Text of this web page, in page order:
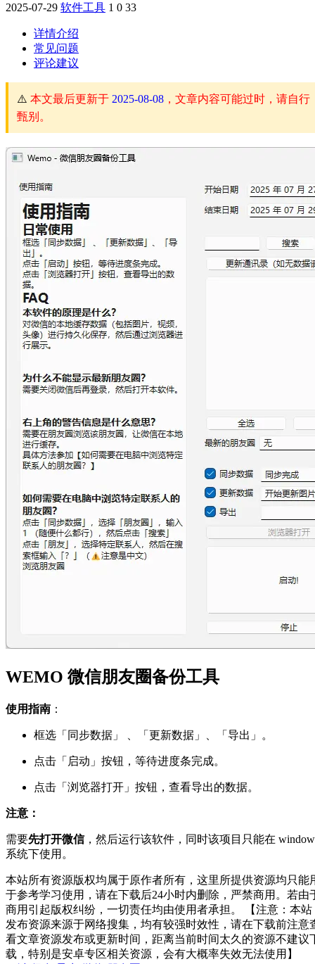
2025-07-29 软件工具 1 0 33
详情介绍
常见问题
评论建议
⚠️ 本文最后更新于 2025-08-08 ，文章内容可能过时，请自行
甄别。
WEMO 微信朋友圈备份工具
使用指南 ：
框选「同步数据」 、「更新数据」、「导出」。
点击「启动」按钮，等待进度条完成。
点击「浏览器打开」按钮，查看导出的数据。
注意：
需要先打开微信，然后运行该软件，同时该项目只能在
系统下使用。
本站所有资源版权均属于原作者所有，这里所提供资源均只能
于参考学习使用，请在下载后24小时内删除，严禁商用。若由
商用引起版权纠纷，一切责任均由使用者承担。 【注意：本站
发布资源来源于网络搜集，均有较强时效性，请在下载前注意
看文章资源发布或更新时间，距离当前时间太久的资源不建议
载，特别是安卓专区相关资源，会有大概率失效无法使用】